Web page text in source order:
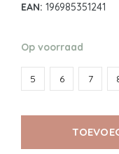
EAN: 196985351241
Op voorraad
5 6 7